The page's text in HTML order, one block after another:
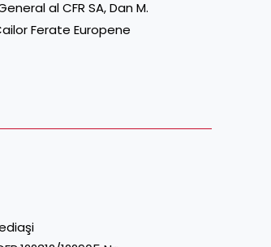
al CFR SA, Dan M.
Ferate Europene